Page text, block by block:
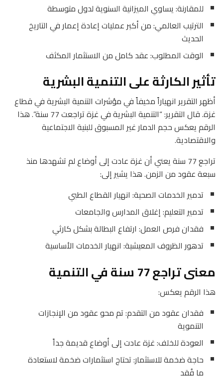
للمقارنة: يساوي الميزانية السنوية لدول متوسطة
الترتيب العالمي: من أكبر عمليات إعادة إعمار في التاريخ
الحديث
الوقت المطلوب: عقد كامل من الاستثمار المكثف
تأثير الكارثة على التنمية البشرية
أظهر التقرير انهياراً مخيفاً في مؤشرات التنمية البشرية في قطاع
غزة. قال التقرير: “التنمية البشرية في غزة تراجعت 77 سنة”. هذا
الرقم يعكس حجم الدمار غير المسبوق للبنية الاجتماعية
والاقتصادية.
تراجع 77 سنة يعني أن غزة عادت إلى أوضاع لم تشهدها منذ
سبعة عقود من الزمن. هذا يشير إلى:
تدمير الخدمات الصحية: انهيار القطاع الطبي
تدمير التعليم: إغلاق المدارس والجامعات
فقدان فرص العمل: ارتفاع البطالة بشكل كارثي
تدهور الظروف المعيشية: انهيار الخدمات الأساسية
معنى تراجع 77 سنة في التنمية
هذا الرقم يعكس:
فقدان عقود من التقدم: تم محو عقود من الإنجازات
التنموية
العودة للخلف: غزة عادت إلى أوضاع قديمة جداً
حاجة ضخمة للاستثمار: تحتاج استثمارات ضخمة لاستعادة
ما فُقد